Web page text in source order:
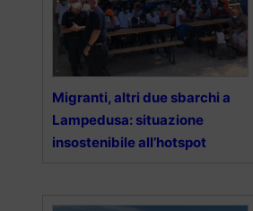
Migranti, altri due sbarchi a
Lampedusa: situazione
insostenibile all’hotspot